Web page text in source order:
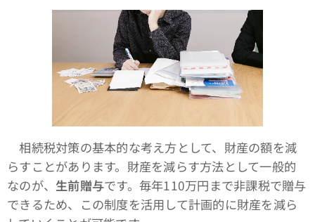
相続税対策の基本的な考え方として、財産の額を減
らすことがあります。財産を減らす方法として一般的
なのが、 生前贈与です。毎年110万円まで非課税で贈与
できるため、この制度を活用して計画的に財産を減ら